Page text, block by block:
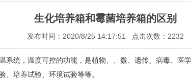
生化培养箱和霉菌培养箱的区别
发布时间：2020/8/25 14:17:51 点击次数：2232
统，温度可控的功能，是植物、、微、遗传、病毒、医
、培养试验、环境试验等等。